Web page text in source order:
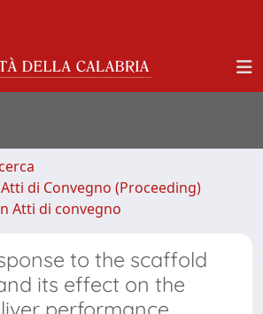
di Convegno (Proceeding)
Atti di convegno
to the scaffold
its effect on the